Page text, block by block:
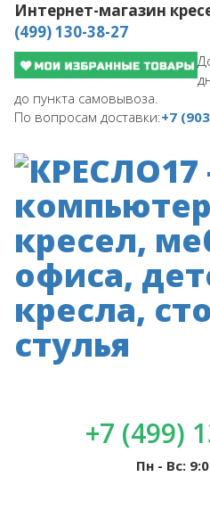
Интернет-магазин
(499) 130-38-27
до пункта самовывоза.
По вопросам доставки:+7
+7 (499)
Пн - Вс: